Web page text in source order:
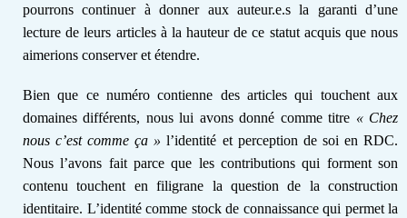
pourrons continuer à donner aux auteur.e.s la garanti d’une
lecture de leurs articles à la hauteur de ce statut acquis que nous
aimerions conserver et étendre.
Bien que ce numéro contienne des articles qui touchent aux
domaines différents, nous lui avons donné comme titre « Chez
nous c’est comme ça »l’identité et perception de soi en RDC.
Nous l’avons fait parce que les contributions qui forment son
contenu touchent en filigrane la question de la construction
identitaire. L’identité comme stock de connaissance qui permet la